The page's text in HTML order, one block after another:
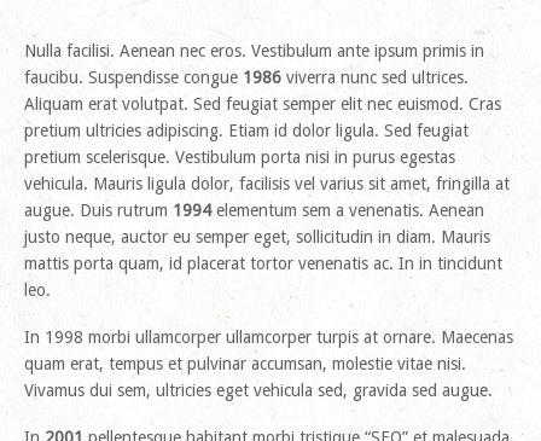
Nulla facilisi. Aenean nec eros. Vestibulum ante ipsum primis in
faucibu. Suspendisse congue 1986 viverra nunc sed ultrices.
Aliquam erat volutpat. Sed feugiat semper elit nec euismod. Cras
pretium ultricies adipiscing. Etiam id dolor ligula. Sed feugiat
pretium scelerisque. Vestibulum porta nisi in purus egestas
vehicula. Mauris ligula dolor, facilisis vel varius sit amet, fringilla at
augue. Duis rutrum 1994elementum sem a venenatis. Aenean
justo neque, auctor eu semper eget, sollicitudin in diam. Mauris
mattis porta quam, id placerat tortor venenatis ac. In in tincidunt
leo.
In 1998 morbi ullamcorper ullamcorper turpis at ornare. Maecenas
quam erat, tempus et pulvinar accumsan, molestie vitae nisi.
Vivamus dui sem, ultricies eget vehicula sed, gravida sed augue.